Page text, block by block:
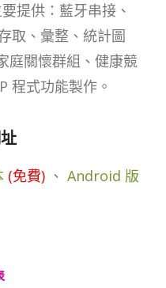
提供：藍牙串接、
取、彙整、統計圖
庭關懷群組、健康競
程式功能製作。
(免費)、 Android 版